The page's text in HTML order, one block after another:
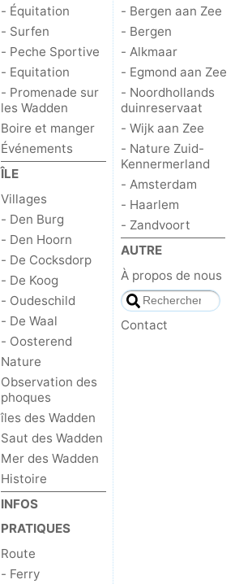
- Équitation
- Surfen
- Peche Sportive
- Equitation
- Promenade sur
les Wadden
Boire et manger
Événements
ÎLE
Villages
- Den Burg
- Den Hoorn
- De Cocksdorp
- De Koog
- Oudeschild
- De Waal
- Oosterend
Nature
Observation des
phoques
îles des Wadden
Saut des Wadden
Mer des Wadden
Histoire
INFOS
PRATIQUES
Route
- Ferry
- Bergen aan Zee
- Bergen
- Alkmaar
- Egmond aan Zee
- Noordhollands
duinreservaat
- Wijk aan Zee
- Nature Zuid-
Kennermerland
- Amsterdam
- Haarlem
- Zandvoort
AUTRE
À propos de nous
Contact